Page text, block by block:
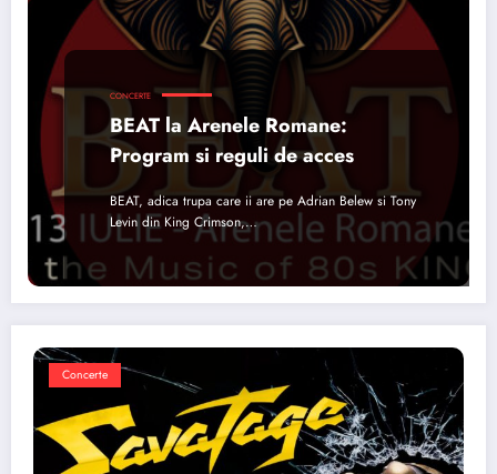
CONCERTE
BEAT la Arenele Romane:
Program si reguli de acces
BEAT, adica trupa care ii are pe Adrian Belew si Tony
Levin din King Crimson,…
Concerte